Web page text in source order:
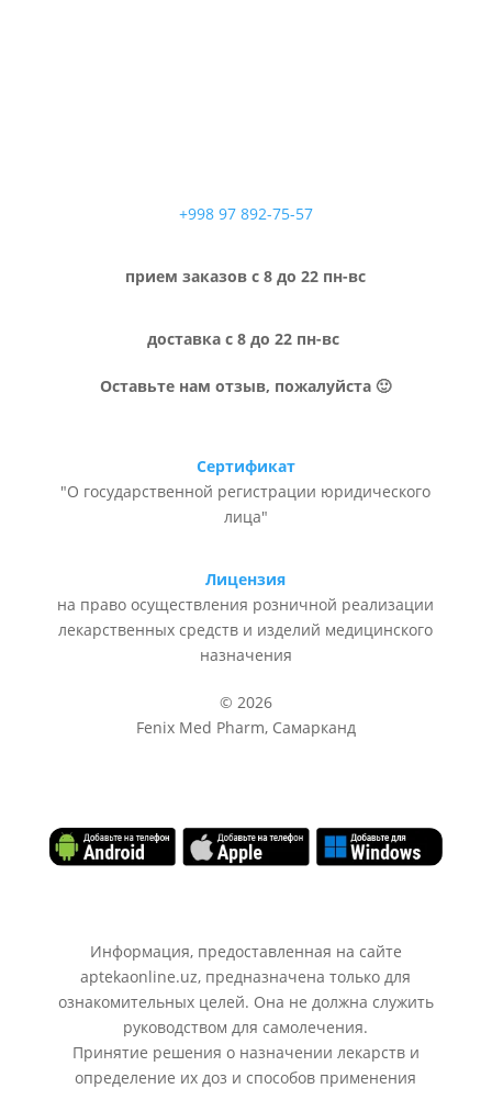
+998 97 892-75-57
прием заказов с 8 до 22 пн-вс
доставка с 8 до 22 пн-вс
Оставьте нам отзыв, пожалуйста 🙂
Сертификат
"О государственной регистрации юридического
лица"
Лицензия
на право осуществления розничной реализации
лекарственных средств и изделий медицинского
назначения
© 2026
Fenix Med Pharm, Самарканд
Информация, предоставленная на сайте
aptekaonline.uz, предназначена только для
ознакомительных целей. Она не должна служить
руководством для самолечения.
Принятие решения о назначении лекарств и
определение их доз и способов применения